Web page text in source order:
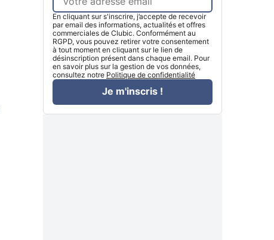
En cliquant sur s'inscrire, j’accepte de recevoir
par email des informations, actualités et offres
commerciales de Clubic. Conformément au
RGPD, vous pouvez retirer votre consentement
à tout moment en cliquant sur le lien de
désinscription présent dans chaque email. Pour
en savoir plus sur la gestion de vos données,
consultez notre Politique de confidentialité
Je m'inscris !